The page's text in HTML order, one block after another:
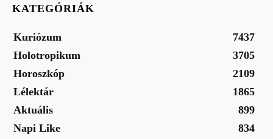
KATEGÓRIÁK
Kuriózum
7437
Holotropikum
3705
Horoszkóp
2109
Lélektár
1865
Aktuális
899
Napi Like
834